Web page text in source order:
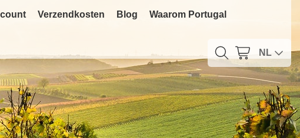
Verzendkosten Blog Waarom Portugal
NL